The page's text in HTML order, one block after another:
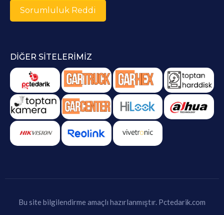
Sorumluluk Reddi
DIĞER SITELERIMIZ
Bu site bilgilendirme amaçlı hazırlanmıştır. Pctedarik.com